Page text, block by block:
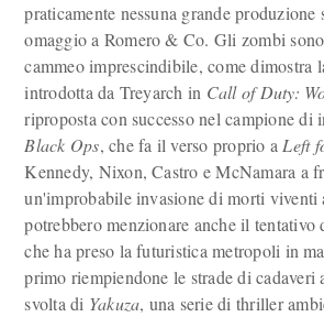
praticamente nessuna grande produzione
omaggio a Romero & Co. Gli zombi
cammeo imprescindibile, come dimostra
introdotta da Treyarch in Call of Duty:
riproposta con successo nel campione di
Black Ops, che fa il verso proprio a Left
Kennedy, Nixon, Castro e McNamara a
un'improbabile invasione di morti viventi
potrebbero menzionare anche il tentativo
che ha preso la futuristica metropoli in
primo riempiendone le strade di cadaveri
svolta di Yakuza, una serie di thriller